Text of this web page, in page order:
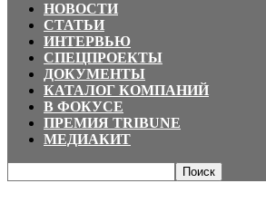
НОВОСТИ
СТАТЬИ
ИНТЕРВЬЮ
СПЕЦПРОЕКТЫ
ДОКУМЕНТЫ
КАТАЛОГ КОМПАНИЙ
В ФОКУСЕ
ПРЕМИЯ TRIBUNE
МЕДИАКИТ